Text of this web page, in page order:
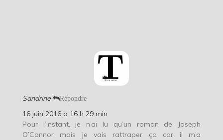
Sandrine Répondre
16 juin 2016 à 16 h 29 min
Pour l’instant, je n’ai lu qu’un roman de Joseph
O’Connor mais je vais rattraper ça car il m’a